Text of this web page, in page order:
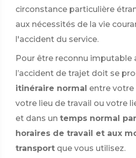
circonstance particulière
aux nécessités de la vie
l'accident du service.
Pour être reconnu imputable
l’accident de trajet doit se
itinéraire normal entre votre
votre lieu de travail ou votre
et dans un temps normal
horaires de travail et aux
transport que vous utilisez.